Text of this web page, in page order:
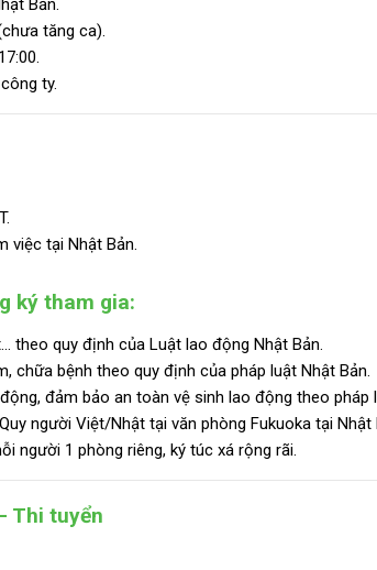
Bản.
tăng ca).
ty.
việc tại Nhật Bản.
ký tham gia:
theo quy định của Luật lao động Nhật Bản.
chữa bệnh theo quy định của pháp luật Nhật Bản.
đảm bảo an toàn vệ sinh lao động theo pháp
người Việt/Nhật tại văn phòng Fukuoka tại Nhật
người 1 phòng riêng, ký túc xá rộng rãi.
Thi tuyển